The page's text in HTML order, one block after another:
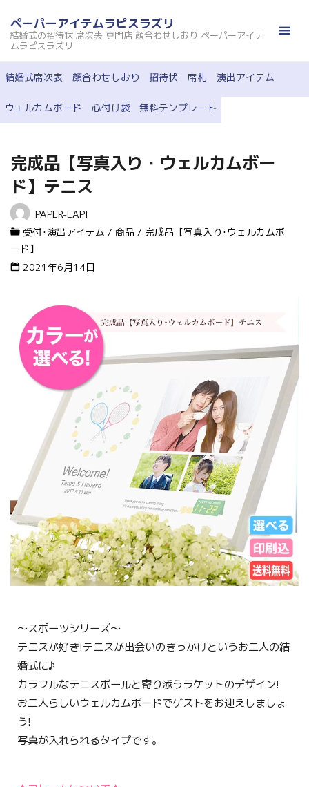
ン
ツ
へ
ス
ペーパーアイテムラピスラズリ
結婚式の招待状 席次表 専門店 顔合わせしおり ペーパーアイテ
ムラピスラズリ
結婚式席次表 顔合わせしおり 招待状 席札 演出アイテム
ウェルカムボード 心付け袋 無料テンプレート
完成品【写真入り・ウェルカムボー
ド】テニス
PAPER-LAPI
受付･演出アイテム / 商品 / 完成品【写真入り･ウェルカムボ
ード】
2021年6月14日
〜スポーツシリーズ〜
テニスが好き!テニスが出会いのきっかけというお二人の結
婚式に♪
カラフルなテニスボールと寄り添うラケットのデザイン!
お二人らしいウェルカムボードでゲストをお迎えしましょ
う!
写真が入れられるタイプです。